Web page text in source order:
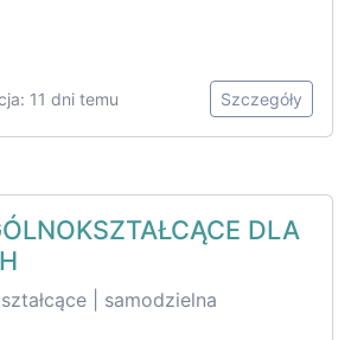
11 dni temu Szczegóły
DLA
| samodzielna